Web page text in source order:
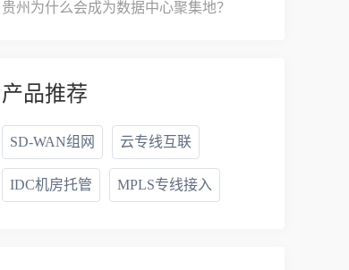
贵州为什么会成为数据中心聚集地？
产品推荐
SD-WAN组网 云专线互联
IDC机房托管 MPLS专线接入